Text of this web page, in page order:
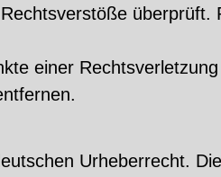
überprüft.
einer
Urheberrecht. Die